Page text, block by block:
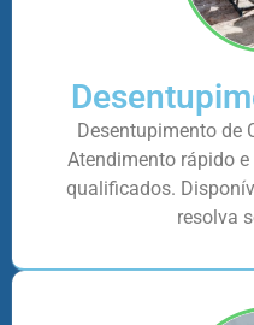
Desentupimento de
Atendimento rápido
qualificados.
resolva